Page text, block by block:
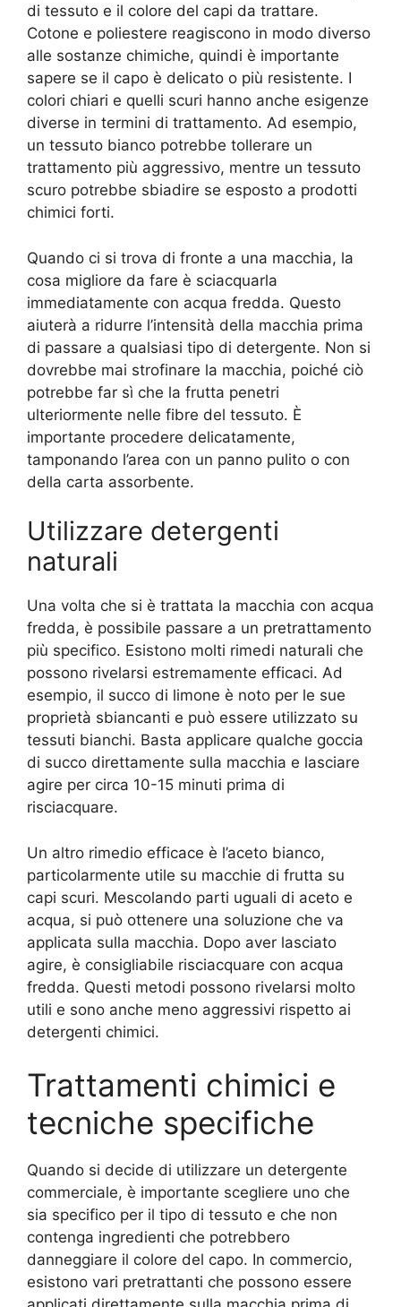
di tessuto e il colore del capi da trattare.
Cotone e poliestere reagiscono in modo diverso
alle sostanze chimiche, quindi è importante
sapere se il capo è delicato o più resistente. I
colori chiari e quelli scuri hanno anche esigenze
diverse in termini di trattamento. Ad esempio,
un tessuto bianco potrebbe tollerare un
trattamento più aggressivo, mentre un tessuto
scuro potrebbe sbiadire se esposto a prodotti
chimici forti.
Quando ci si trova di fronte a una macchia, la
cosa migliore da fare è sciacquarla
immediatamente con acqua fredda. Questo
aiuterà a ridurre l’intensità della macchia prima
di passare a qualsiasi tipo di detergente. Non si
dovrebbe mai strofinare la macchia, poiché ciò
potrebbe far sì che la frutta penetri
ulteriormente nelle fibre del tessuto. È
importante procedere delicatamente,
tamponando l’area con un panno pulito o con
della carta assorbente.
Utilizzare detergenti
naturali
Una volta che si è trattata la macchia con acqua
fredda, è possibile passare a un pretrattamento
più specifico. Esistono molti rimedi naturali che
possono rivelarsi estremamente efficaci. Ad
esempio, il succo di limone è noto per le sue
proprietà sbiancanti e può essere utilizzato su
tessuti bianchi. Basta applicare qualche goccia
di succo direttamente sulla macchia e lasciare
agire per circa 10-15 minuti prima di
risciacquare.
Un altro rimedio efficace è l’aceto bianco,
particolarmente utile su macchie di frutta su
capi scuri. Mescolando parti uguali di aceto e
acqua, si può ottenere una soluzione che va
applicata sulla macchia. Dopo aver lasciato
agire, è consigliabile risciacquare con acqua
fredda. Questi metodi possono rivelarsi molto
utili e sono anche meno aggressivi rispetto ai
detergenti chimici.
Trattamenti chimici e
tecniche specifiche
Quando si decide di utilizzare un detergente
commerciale, è importante scegliere uno che
sia specifico per il tipo di tessuto e che non
contenga ingredienti che potrebbero
danneggiare il colore del capo. In commercio,
esistono vari pretrattanti che possono essere